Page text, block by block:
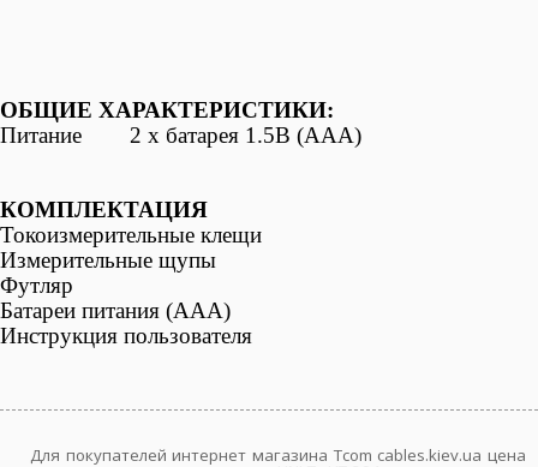
ОБЩИЕ ХАРАКТЕРИСТИКИ:
Питание 2 х батарея 1.5В (ААА)
КОМПЛЕКТАЦИЯ
Токоизмерительные клещи
Измерительные щупы
Футляр
Батареи питания (ААА)
Инструкция пользователя
Для покупателей интернет магазина Tcom cables.kiev.ua цена